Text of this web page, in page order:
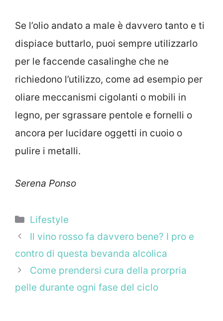
Se l’olio andato a male è davvero tanto e ti
dispiace buttarlo, puoi sempre utilizzarlo
per le faccende casalinghe che ne
richiedono l’utilizzo, come ad esempio per
oliare meccanismi cigolanti o mobili in
legno, per sgrassare pentole e fornelli o
ancora per lucidare oggetti in cuoio o
pulire i metalli.
Serena Ponso
Categorie
Lifestyle
Il vino rosso fa davvero bene? I pro e
contro di questa bevanda alcolica
Come prendersi cura della prorpria
pelle durante ogni fase del ciclo